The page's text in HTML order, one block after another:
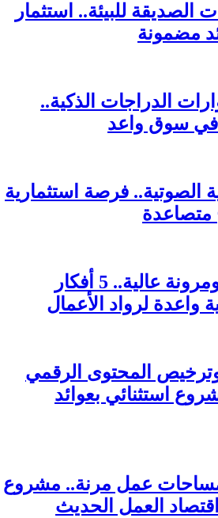
الصديقة للبيئة.. استثمار
مضمونة
الدراجات الذكية..
في سوق واعد
الصوتية.. فرصة استثمارية
متصاعدة
بتكاليف أقل ومرونة عالية.. 5 أفكار
واعدة لرواد الأعمال
وترخيص المحتوى الرقمي
استثنائي بعوائد
عمل مرنة.. مشروع
العمل الحديث